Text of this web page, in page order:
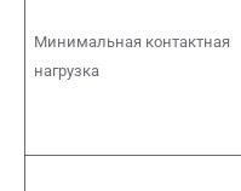
Минимальная контактная
нагрузка